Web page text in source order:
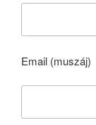
Email (muszáj)